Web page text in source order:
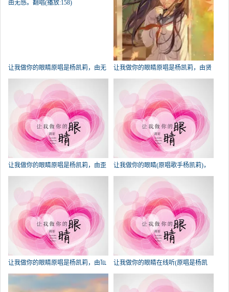
让我做你的眼睛原唱是杨凯莉，由无
感。翻唱(播放:158)
让我做你的眼睛原唱是杨凯莉，由贤
音轩❀凉雪儿&翻唱(播放:111)
让我做你的眼睛原唱是杨凯莉，由歪
哥翻唱(试听次数:93)
让我做你的眼睛(原唱歌手杨凯莉)，
꧁꫞꯭执恋꫞꧂在线演唱3180分
让我做你的眼睛原唱是杨凯莉，由℡
阿叼翻唱(播放:64)
让我做你的眼睛在线听(原唱是杨凯
莉)，。演唱点播:55次